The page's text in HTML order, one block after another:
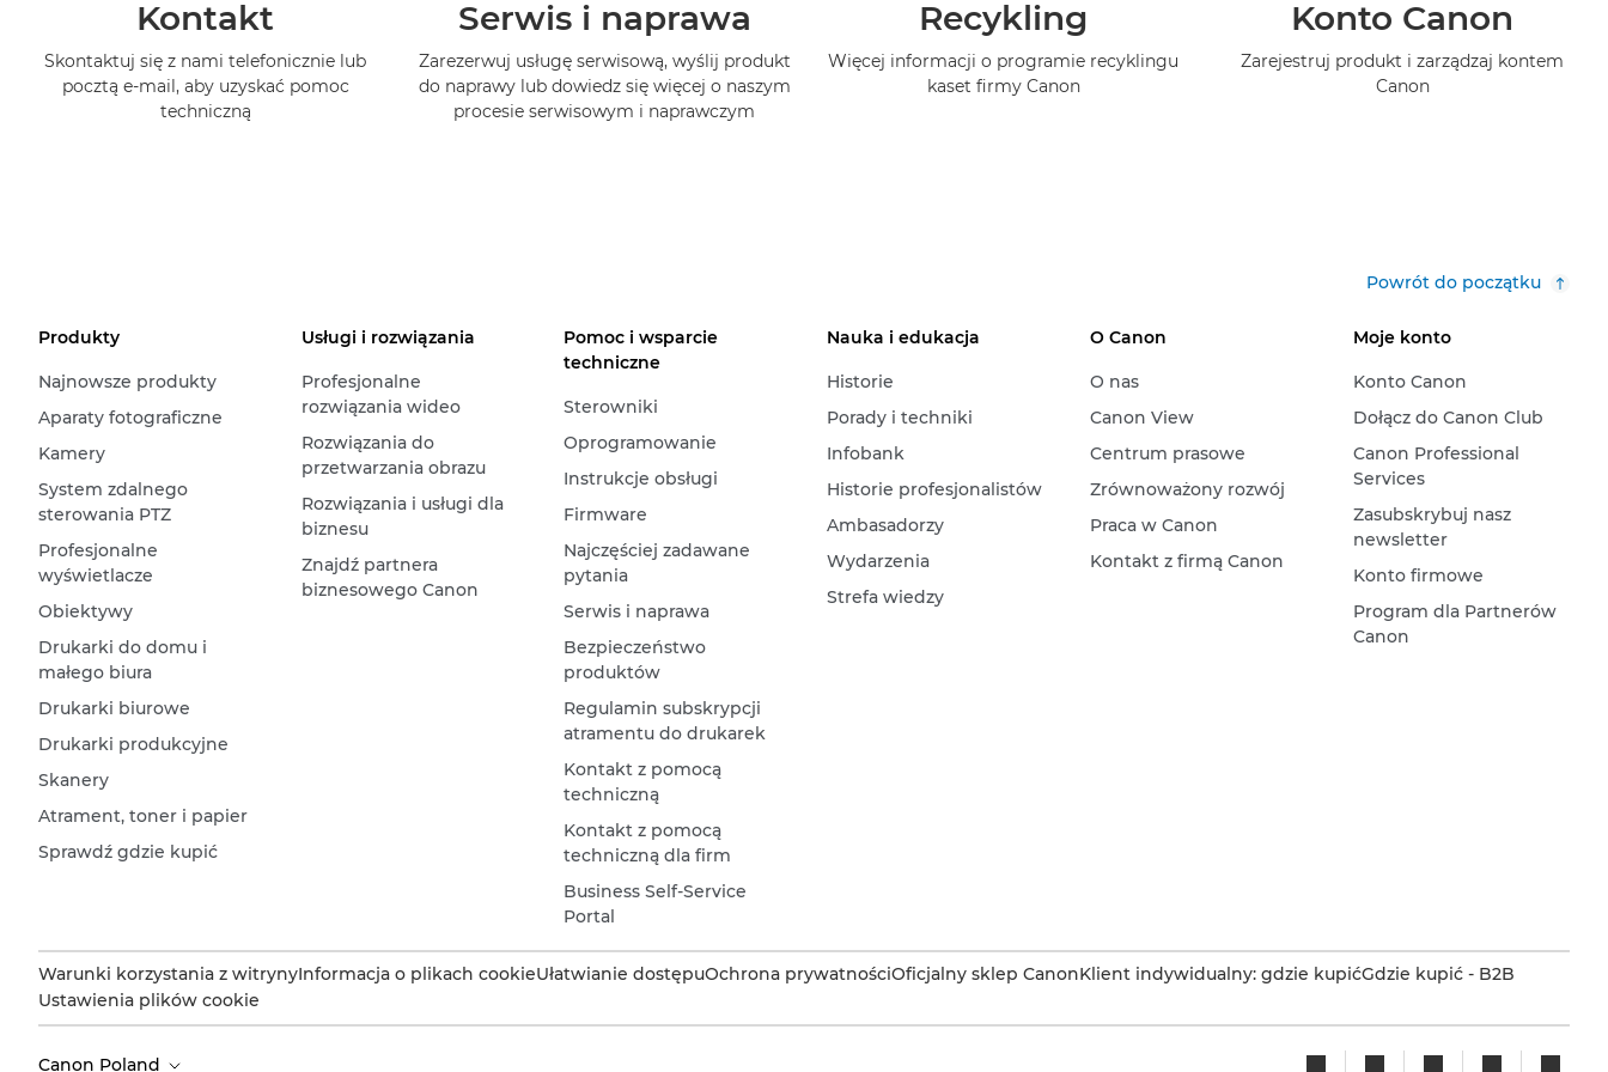
Kontakt
Skontaktuj się z nami telefonicznie lub
pocztą e-mail, aby uzyskać pomoc
techniczną
Serwis i naprawa
Zarezerwuj usługę serwisową, wyślij produkt
do naprawy lub dowiedz się więcej o naszym
procesie serwisowym i naprawczym
Recykling
Więcej informacji o programie recyklingu
kaset firmy Canon
Konto Canon
Zarejestruj produkt i zarządzaj kontem
Canon
Powrót do początku
Produkty
Najnowsze produkty
Aparaty fotograficzne
Kamery
System zdalnego
sterowania PTZ
Profesjonalne
wyświetlacze
Obiektywy
Drukarki do domu i
małego biura
Drukarki biurowe
Drukarki produkcyjne
Skanery
Atrament, toner i papier
Sprawdź gdzie kupić
Usługi i rozwiązania
Profesjonalne
rozwiązania wideo
Rozwiązania do
przetwarzania obrazu
Rozwiązania i usługi dla
biznesu
Znajdź partnera
biznesowego Canon
Pomoc i wsparcie
techniczne
Sterowniki
Oprogramowanie
Instrukcje obsługi
Firmware
Najczęściej zadawane
pytania
Serwis i naprawa
Bezpieczeństwo
produktów
Regulamin subskrypcji
atramentu do drukarek
Kontakt z pomocą
techniczną
Kontakt z pomocą
techniczną dla firm
Business Self-Service
Portal
Nauka i edukacja
Historie
Porady i techniki
Infobank
Historie profesjonalistów
Ambasadorzy
Wydarzenia
Strefa wiedzy
O Canon
O nas
Canon View
Centrum prasowe
Zrównoważony rozwój
Praca w Canon
Kontakt z firmą Canon
Moje konto
Konto Canon
Dołącz do Canon Club
Canon Professional
Services
Zasubskrybuj nasz
newsletter
Konto firmowe
Program dla Partnerów
Canon
Warunki korzystania z witrynyInformacja o plikach cookieUłatwianie dostępuOchrona prywatnościOficjalny sklep CanonKlient indywidualny: gdzie kupićGdzie kupić - B2B
Ustawienia plików cookie
Canon Poland